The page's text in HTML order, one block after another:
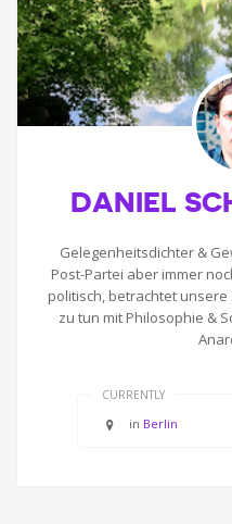
DANIEL
Gelegenheitsdichter &
Post-Partei aber immer
politisch, betrachtet
zu tun mit Philosophie &
CURRENTLY
in Berlin